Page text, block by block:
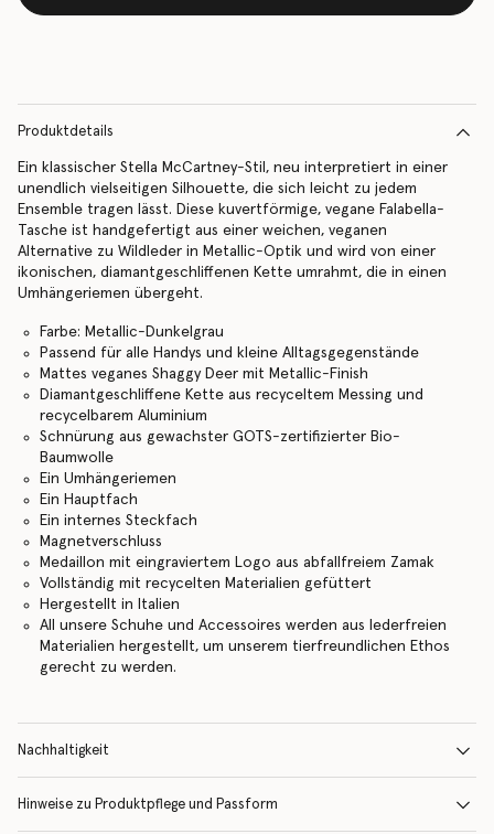
Produktdetails
Ein klassischer Stella McCartney-Stil, neu interpretiert in einer
unendlich vielseitigen Silhouette, die sich leicht zu jedem
Ensemble tragen lässt. Diese kuvertförmige, vegane Falabella-
Tasche ist handgefertigt aus einer weichen, veganen
Alternative zu Wildleder in Metallic-Optik und wird von einer
ikonischen, diamantgeschliffenen Kette umrahmt, die in einen
Umhängeriemen übergeht.
Farbe: Metallic-Dunkelgrau
Passend für alle Handys und kleine Alltagsgegenstände
Mattes veganes Shaggy Deer mit Metallic-Finish
Diamantgeschliffene Kette aus recyceltem Messing und
recycelbarem Aluminium
Schnürung aus gewachster GOTS-zertifizierter Bio-
Baumwolle
Ein Umhängeriemen
Ein Hauptfach
Ein internes Steckfach
Magnetverschluss
Medaillon mit eingraviertem Logo aus abfallfreiem Zamak
Vollständig mit recycelten Materialien gefüttert
Hergestellt in Italien
All unsere Schuhe und Accessoires werden aus lederfreien
Materialien hergestellt, um unserem tierfreundlichen Ethos
gerecht zu werden.
Nachhaltigkeit
Hinweise zu Produktpflege und Passform